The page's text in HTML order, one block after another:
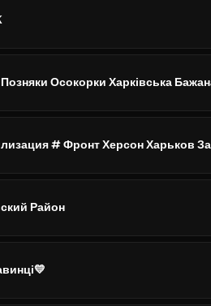
# Фронт Херсон Харьков
Район